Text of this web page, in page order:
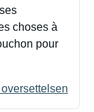
choses à
pour
oversettelsen